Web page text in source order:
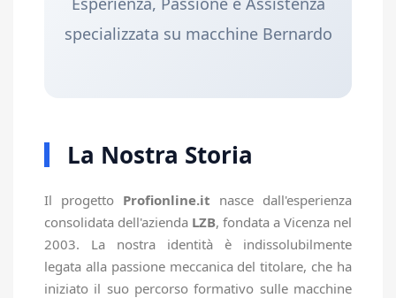
specializzata su macchine Bernardo
La Nostra Storia
Il progetto Profionline.it nasce dall'esperienza
consolidata dell'azienda LZB, fondata a Vicenza nel
2003. La nostra identità è indissolubilmente
legata alla passione meccanica del titolare, che ha
iniziato il suo percorso formativo sulle macchine